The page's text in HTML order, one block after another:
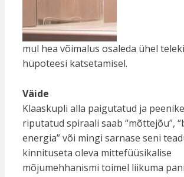
mul hea võimalus osaleda ühel
hüpoteesi katsetamisel.
Väide
Klaaskupli alla paigutatud ja
riputatud spiraali saab “mõttejõu”,
energia” või mingi sarnase seni
kinnituseta oleva mittefüüsikalise
mõjumehhanismi toimel liikuma